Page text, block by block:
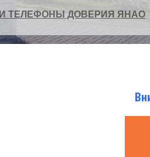
ТЕЛЕФОНЫ ДОВЕРИЯ ЯНАО